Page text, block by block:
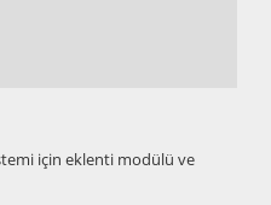
için eklenti modülü ve